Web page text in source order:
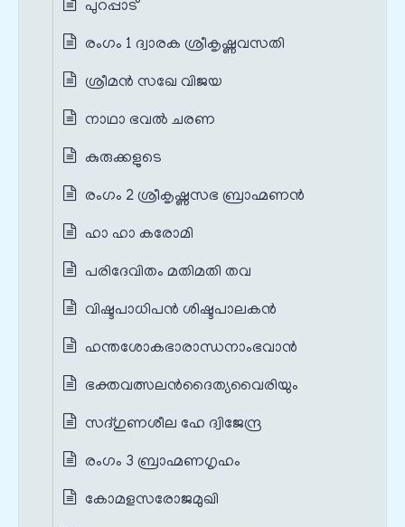
പുറപ്പാട്
രംഗം 1 ദ്വാരക ശ്രീകൃഷ്ണവസതി
ശ്രീമൻ സഖേ വിജയ
നാഥാ ഭവൽ ചരണ
കുരുക്കളുടെ
രംഗം 2 ശ്രീകൃഷ്ണസഭ ബ്രാഹ്മണൻ
ഹാ ഹാ കരോമി
പരിദേവിതം മതിമതി തവ
വിഷ്ടപാധിപൻ ശിഷ്ടപാലകൻ
ഹന്തശോകഭാരാന്ധനാംഭവാൻ
ഭക്തവത്സലൻദൈത്യവൈരിയും
സദ്ഗുണശീല ഹേ ദ്വിജേന്ദ്ര
രംഗം 3 ബ്രാഹ്മണഗൃഹം
കോമളസരോജമുഖി